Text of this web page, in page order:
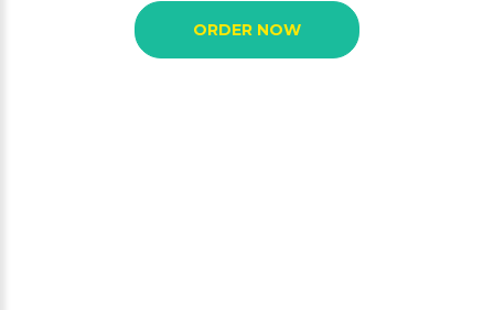
ORDER NOW